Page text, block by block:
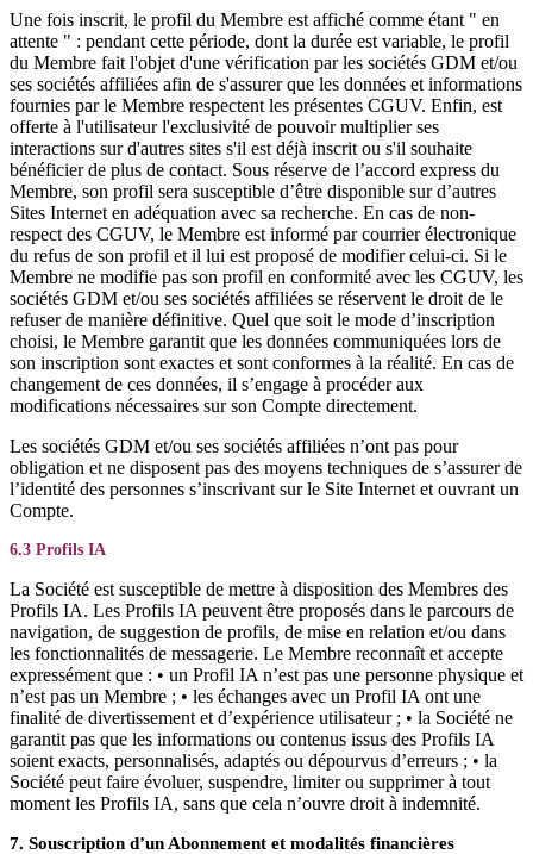
Une fois inscrit, le profil du Membre est affiché comme étant " en
attente " : pendant cette période, dont la durée est variable, le profil
du Membre fait l'objet d'une vérification par les sociétés GDM et/ou
ses sociétés affiliées afin de s'assurer que les données et informations
fournies par le Membre respectent les présentes CGUV. Enfin, est
offerte à l'utilisateur l'exclusivité de pouvoir multiplier ses
interactions sur d'autres sites s'il est déjà inscrit ou s'il souhaite
bénéficier de plus de contact. Sous réserve de l’accord express du
Membre, son profil sera susceptible d’être disponible sur d’autres
Sites Internet en adéquation avec sa recherche. En cas de non-
respect des CGUV, le Membre est informé par courrier électronique
du refus de son profil et il lui est proposé de modifier celui-ci. Si le
Membre ne modifie pas son profil en conformité avec les CGUV, les
sociétés GDM et/ou ses sociétés affiliées se réservent le droit de le
refuser de manière définitive. Quel que soit le mode d’inscription
choisi, le Membre garantit que les données communiquées lors de
son inscription sont exactes et sont conformes à la réalité. En cas de
changement de ces données, il s’engage à procéder aux
modifications nécessaires sur son Compte directement.
Les sociétés GDM et/ou ses sociétés affiliées n’ont pas pour
obligation et ne disposent pas des moyens techniques de s’assurer de
l’identité des personnes s’inscrivant sur le Site Internet et ouvrant un
Compte.
6.3 Profils IA
La Société est susceptible de mettre à disposition des Membres des
Profils IA. Les Profils IA peuvent être proposés dans le parcours de
navigation, de suggestion de profils, de mise en relation et/ou dans
les fonctionnalités de messagerie. Le Membre reconnaît et accepte
expressément que : • un Profil IA n’est pas une personne physique et
n’est pas un Membre ; • les échanges avec un Profil IA ont une
finalité de divertissement et d’expérience utilisateur ; • la Société ne
garantit pas que les informations ou contenus issus des Profils IA
soient exacts, personnalisés, adaptés ou dépourvus d’erreurs ; • la
Société peut faire évoluer, suspendre, limiter ou supprimer à tout
moment les Profils IA, sans que cela n’ouvre droit à indemnité.
7. Souscription d’un Abonnement et modalités financières